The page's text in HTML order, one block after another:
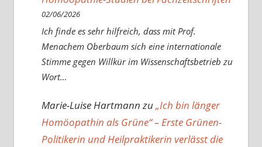
02/06/2026
Ich finde es sehr hilfreich, dass mit Prof.
Menachem Oberbaum sich eine internationale
Stimme gegen Willkür im Wissenschaftsbetrieb zu
Wort…
Marie-Luise Hartmannzu„Ich bin länger
Homöopathin als Grüne“ – Erste Grünen-
Politikerin und Heilpraktikerin verlässt die